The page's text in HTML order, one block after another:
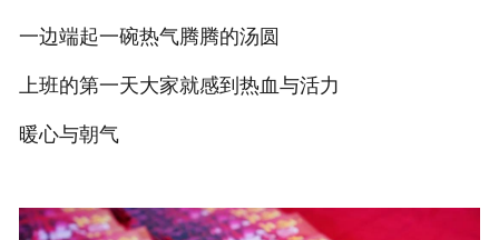
一边端起一碗热气腾腾的汤圆
上班的第一天大家就感到热血与活力
暖心与朝气